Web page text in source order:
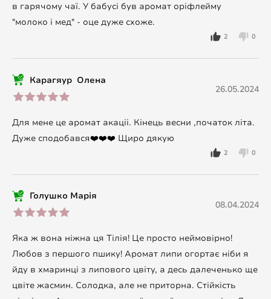
в гарячому чаї. У бабусі був аромат оріфлейму
"молоко і мед" - оце дуже схоже.
2 0
Карагяур Олена
26.05.2024
Для мене це аромат акаціі. Кінець весни ,початок літа.
Дуже сподобався❤️❤️❤️ Щиро дякую
2 0
Голушко Марія
08.04.2024
Яка ж вона ніжна ця Тілія! Це просто неймовірно!
Любов з першого пшику! Аромат липи огортає ніби я
йду в хмаринці з липового цвіту, а десь далеченько ще
цвіте жасмин. Солодка, але не приторна. Стійкість